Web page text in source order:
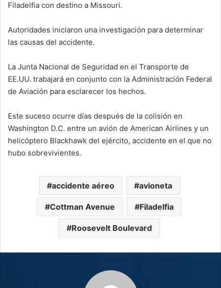
Filadelfia con destino a Missouri.
Autoridades iniciaron una investigación para determinar
las causas del accidente.
La Junta Nacional de Seguridad en el Transporte de
EE.UU. trabajará en conjunto con la Administración Federal
de Aviación para esclarecer los hechos.
Este suceso ocurre días después de la colisión en
Washington D.C. entre un avión de American Airlines y un
helicóptero Blackhawk del ejército, accidente en el que no
hubo sobrevivientes.
accidente aéreo avioneta
Cottman Avenue Filadelfia
Roosevelt Boulevard